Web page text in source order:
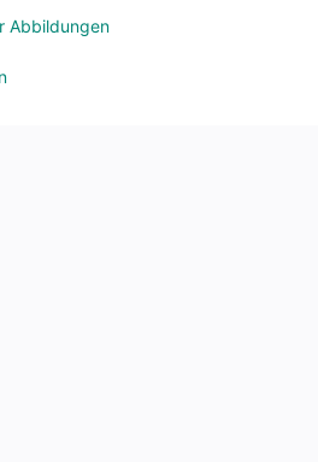
Abbildungen